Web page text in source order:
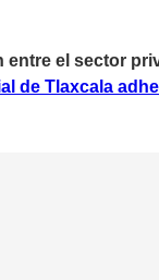
el sector
de Tlaxcala